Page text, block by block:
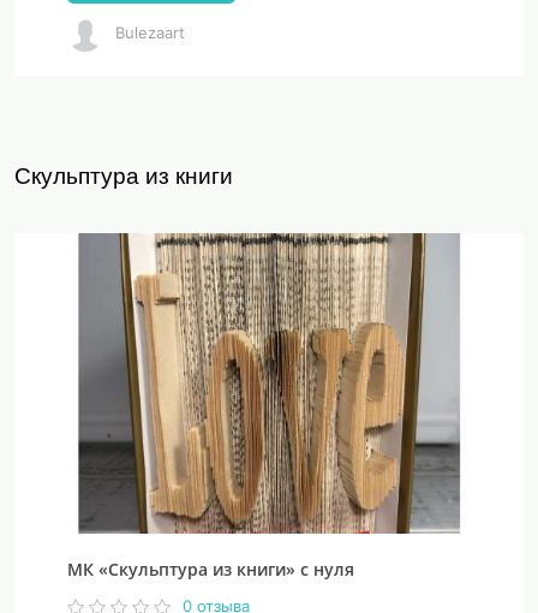
Bulezaart
Скульптура из книги
МК «Скульптура из книги» с нуля
0 отзыва